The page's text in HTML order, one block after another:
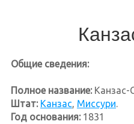
Общие сведения:
Полное название:Канзас-
Штат: Канзас, Миссури.
Год основания: 1831